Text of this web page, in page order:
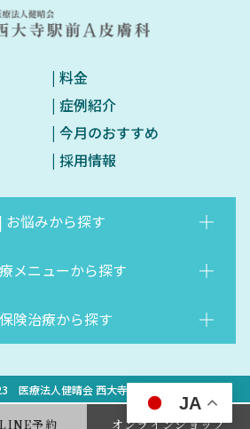
LINE予約 オンラインショップ
| 料金
| 症例紹介
| 今月のおすすめ
| 採用情報
| お悩みから探す
・そば
血管拡
▶︎いぼ・ほくろ除去
▶︎医療脱毛／女性・男性・キ
ッズ
▶︎薄毛・AGA・白髪・まつげ
メニューから探す
す
ィ）
）
▶︎再生医療VFD治療
▶︎ダーマシャインプロ（水光
険治療から探す
▶︎いぼ・ほくろ
療法人健晴会 西大寺駅前A皮膚科
JA